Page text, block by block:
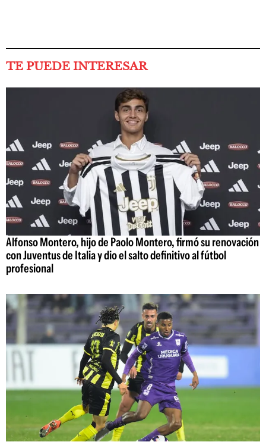
TE PUEDE INTERESAR
Alfonso Montero, hijo de Paolo Montero, firmó su renovación
con Juventus de Italia y dio el salto definitivo al fútbol
profesional